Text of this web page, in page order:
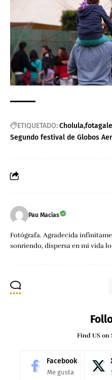
ETIQUETADO:Cholula
Segundo festival de Globos
Pau Macias
Fotógrafa. Agradecida
sonriendo, dispersa en mi vida
Find US on
Facebook
Me gusta